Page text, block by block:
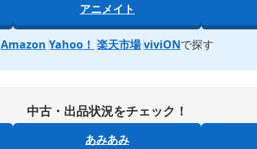
アニメイト
Amazon Yahoo！ 楽天市場 viviONで探す
中古・出品状況をチェック！
あみあみ